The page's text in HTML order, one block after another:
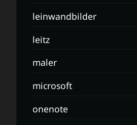
leinwandbilder
leitz
maler
microsoft
onenote